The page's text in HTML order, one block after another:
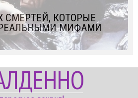
СМЕРТЕЙ, КОТОРЫЕ
МИФАМИ